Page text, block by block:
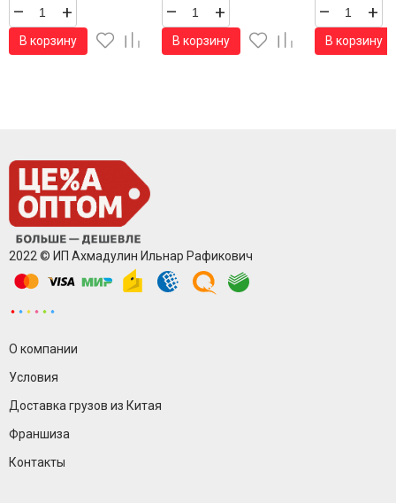
– +
В корзину
– +
В корзину
– +
В корзину
2022 © ИП Ахмадулин Ильнар Рафикович
О компании
Условия
Доставка грузов из Китая
Франшиза
Контакты